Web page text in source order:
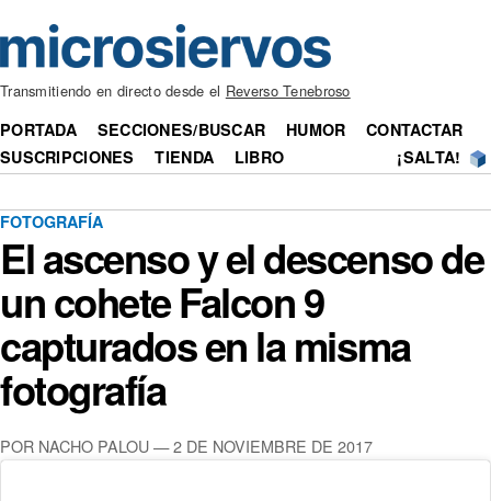
Transmitiendo en directo desde el Reverso Tenebroso
PORTADA SECCIONES/BUSCAR HUMOR
CONTACTAR
SUSCRIPCIONES
TIENDA LIBRO ¡SALTA!
FOTOGRAFÍA
El ascenso y el descenso de
un cohete Falcon 9
capturados en la misma
fotografía
POR NACHO PALOU — 2 DE NOVIEMBRE DE 2017